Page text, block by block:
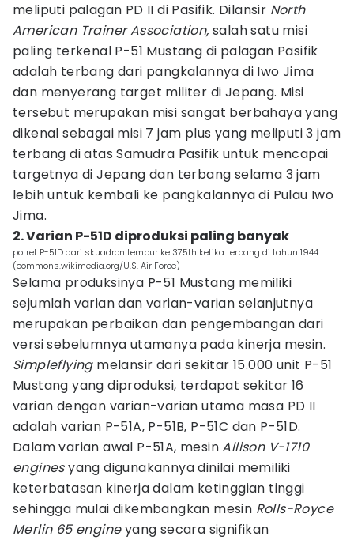
meliputi palagan PD II di Pasifik. Dilansir North
American Trainer Association, salah satu misi
paling terkenal P-51 Mustang di palagan Pasifik
adalah terbang dari pangkalannya di Iwo Jima
dan menyerang target militer di Jepang. Misi
tersebut merupakan misi sangat berbahaya yang
dikenal sebagai misi 7 jam plus yang meliputi 3 jam
terbang di atas Samudra Pasifik untuk mencapai
targetnya di Jepang dan terbang selama 3 jam
lebih untuk kembali ke pangkalannya di Pulau Iwo
Jima.
2. Varian P-51D diproduksi paling banyak
potret P-51D dari skuadron tempur ke 375th ketika terbang di tahun 1944
(commons.wikimedia.org/U.S. Air Force)
Selama produksinya P-51 Mustang memiliki
sejumlah varian dan varian-varian selanjutnya
merupakan perbaikan dan pengembangan dari
versi sebelumnya utamanya pada kinerja mesin.
Simpleflyingmelansir dari sekitar 15.000 unit P-51
Mustang yang diproduksi, terdapat sekitar 16
varian dengan varian-varian utama masa PD II
adalah varian P-51A, P-51B, P-51C dan P-51D.
Dalam varian awal P-51A, mesinAllison V-1710
enginesyang digunakannya dinilai memiliki
keterbatasan kinerja dalam ketinggian tinggi
sehingga mulai dikembangkan mesin Rolls-Royce
Merlin 65 engineyang secara signifikan